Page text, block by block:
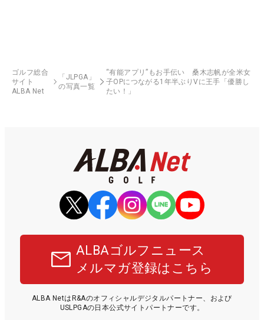
ゴルフ総合
サイト
ALBA Net
「JLPGA」
の写真一覧
“有能アプリ”もお手伝い 桑木志帆が全米女
子OPにつながる1年半ぶりVに王手「優勝し
たい！」
ALBAゴルフニュース
メルマガ登録はこちら
ALBA NetはR&Aのオフィシャルデジタルパートナー、および
USLPGAの日本公式サイトパートナーです。